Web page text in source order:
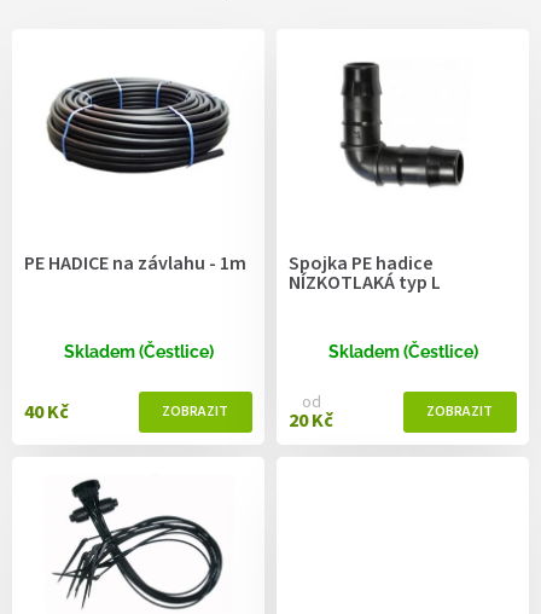
PE HADICE na závlahu - 1m
Skladem (Čestlice)
40 Kč
Spojka PE hadice
NÍZKOTLAKÁ typ L
Skladem (Čestlice)
od
20 Kč